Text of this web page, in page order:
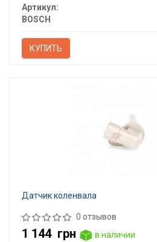
Артикул:
BOSCH
КУПИТЬ
Датчик коленвала
0 отзывов
1 144 грн
в наличии